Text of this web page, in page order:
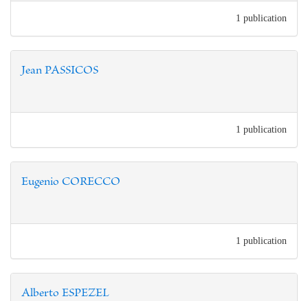
1 publication
Jean PASSICOS
1 publication
Eugenio CORECCO
1 publication
Alberto ESPEZEL